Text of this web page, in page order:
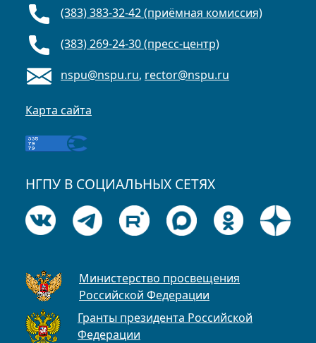
(383) 383-32-42 (приёмная комиссия)
(383) 269-24-30 (пресс-центр)
nspu@nspu.ru, rector@nspu.ru
Карта сайта
НГПУ В СОЦИАЛЬНЫХ СЕТЯХ
Министерство просвещения
Российской Федерации
Гранты президента Российской
Федерации